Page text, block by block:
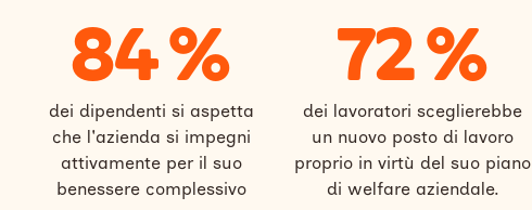
84 %
dei dipendenti si aspetta
che l'azienda si impegni
attivamente per il suo
benessere complessivo
72 %
dei lavoratori sceglierebbe
un nuovo posto di lavoro
proprio in virtù del suo piano
di welfare aziendale.